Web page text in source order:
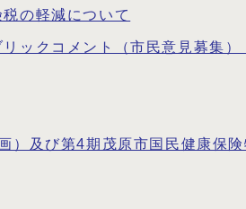
の軽減について
ックコメント（市民意見募集）
）及び第4期茂原市国民健康保